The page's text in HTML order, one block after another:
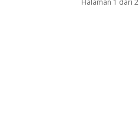
Halaman 1 dari 2